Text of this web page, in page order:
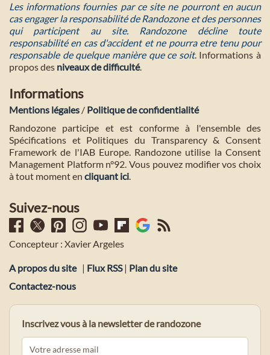
Les informations fournies par ce site ne pourront en aucun
cas engager la responsabilité de Randozone et des personnes
qui participent au site. Randozone décline toute
responsabilité en cas d'accident et ne pourra etre tenu pour
responsable de quelque manière que ce soit. Informations à
propos des niveaux de difficulté.
Informations
Mentions légales / Politique de confidentialité
Randozone participe et est conforme à l'ensemble des
Spécifications et Politiques du Transparency & Consent
Framework de l'IAB Europe. Randozone utilise la Consent
Management Platform n°92. Vous pouvez modifier vos choix
à tout moment en cliquant ici.
Suivez-nous
Concepteur : Xavier Argeles
A propos du site | Flux RSS| Plan du site
Contactez-nous
Inscrivez vous à la newsletter de randozone